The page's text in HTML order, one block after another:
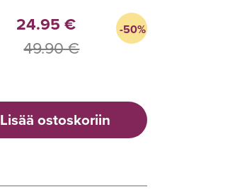
24.95 €
49.90 €
-50%
Lisää ostoskoriin